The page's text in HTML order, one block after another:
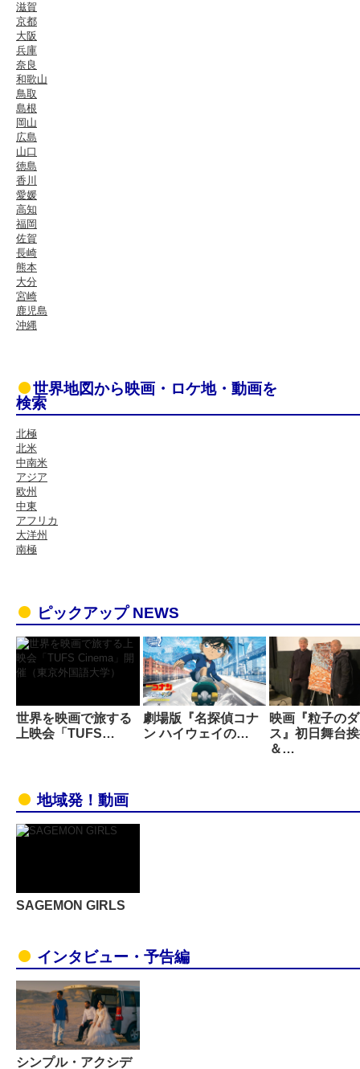
滋賀
京都
大阪
兵庫
奈良
和歌山
鳥取
島根
岡山
広島
山口
徳島
香川
愛媛
高知
福岡
佐賀
長崎
熊本
大分
宮崎
鹿児島
沖縄
世界地図から映画・ロケ地・動画を
検索
北極
北米
中南米
アジア
欧州
中東
アフリカ
大洋州
南極
ピックアップ NEWS
世界を映画で旅する
上映会「TUFS…
劇場版『名探偵コナ
ン ハイウェイの…
映画『粒子の
ス』初日舞台
＆…
地域発！動画
SAGEMON GIRLS
インタビュー・予告編
シンプル・アクシデ